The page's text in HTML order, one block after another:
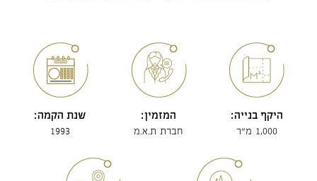
היקף בנייה:
1,000 מ"ר
המזמין:
חברת ת.א.מ
שנת הקמה:
1993